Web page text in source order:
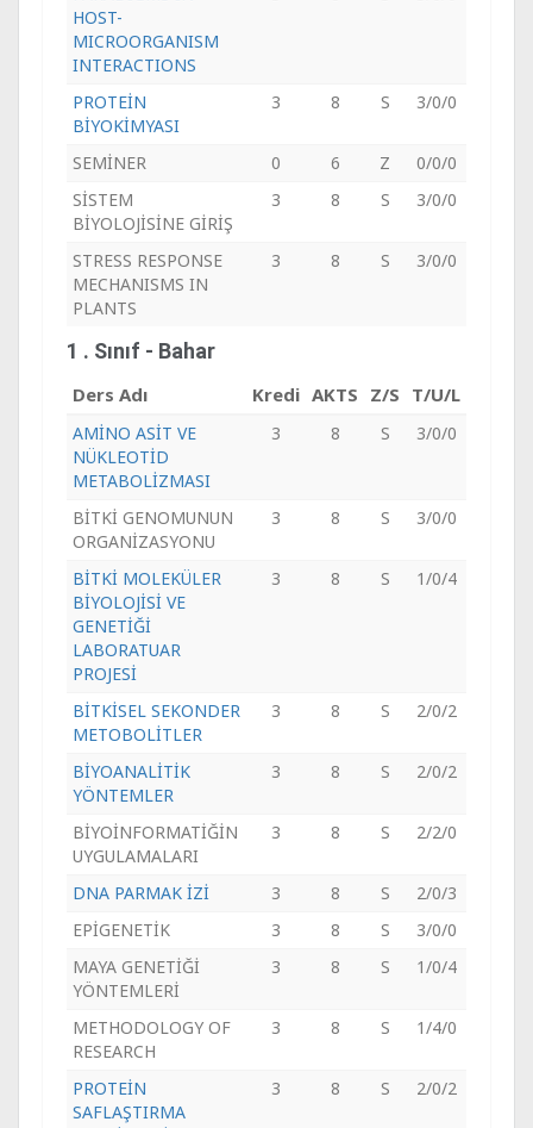
HOST-
MICROORGANISM
INTERACTIONS
PROTEİN
BİYOKİMYASI
3 8 S 3/0/0
SEMİNER 0 6 Z
0/0/0
SİSTEM
BİYOLOJİSİNE GİRİŞ
3 8 S 3/0/0
STRESS RESPONSE
MECHANISMS IN
PLANTS
3 8 S 3/0/0
1 . Sınıf - Bahar
Ders Adı Kredi AKTS Z/S T/U/L
AMİNO ASİT VE
NÜKLEOTİD
METABOLİZMASI
3 8 S 3/0/0
BİTKİ GENOMUNUN
ORGANİZASYONU
3 8 S 3/0/0
BİTKİ MOLEKÜLER
BİYOLOJİSİ VE
GENETİĞİ
LABORATUAR
PROJESİ
3 8 S 1/0/4
BİTKİSEL SEKONDER
METOBOLİTLER
3 8 S 2/0/2
BİYOANALİTİK
YÖNTEMLER
3 8 S 2/0/2
BİYOİNFORMATİĞİN
UYGULAMALARI
3 8 S 2/2/0
DNA PARMAK İZİ 3 8 S
2/0/3
EPİGENETİK
3 8 S
3/0/0
MAYA GENETİĞİ
YÖNTEMLERİ
3 8 S 1/0/4
METHODOLOGY OF
RESEARCH
3 8 S 1/4/0
PROTEİN
SAFLAŞTIRMA
3 8 S 2/0/2